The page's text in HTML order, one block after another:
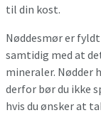
til din kost.
Nøddesmør er
samtidig med at
mineraler. Nødder
derfor bør du ikke
hvis du ønsker at